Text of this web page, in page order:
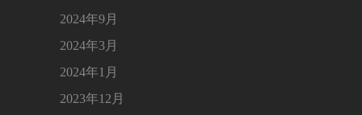
2024年9月
2024年3月
2024年1月
2023年12月